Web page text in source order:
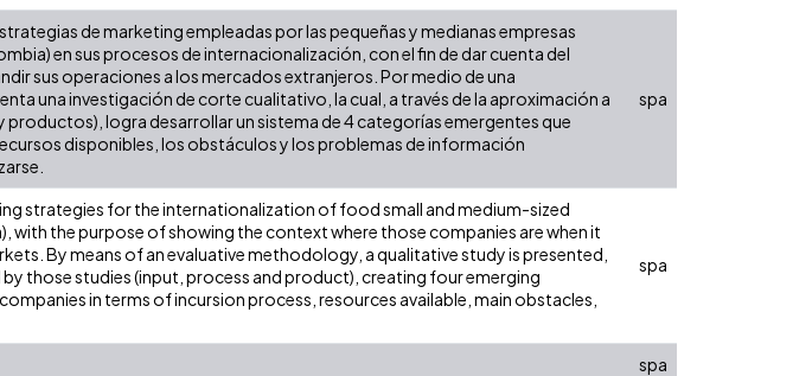
de marketing empleadas por las pequeñas y medianas empresas
en sus procesos de internacionalización, con el fin de dar cuenta del
sus operaciones a los mercados extranjeros. Por medio de una
una investigación de corte cualitativo, la cual, a través de la aproximación a
productos), logra desarrollar un sistema de 4 categorías emergentes que
disponibles, los obstáculos y los problemas de información
spa
strategies for the internationalization of food small and medium-sized
with the purpose of showing the context where those companies are when it
By means of an evaluative methodology, a qualitative study is presented,
those studies (input, process and product), creating four emerging
in terms of incursion process, resources available, main obstacles,
spa
spa